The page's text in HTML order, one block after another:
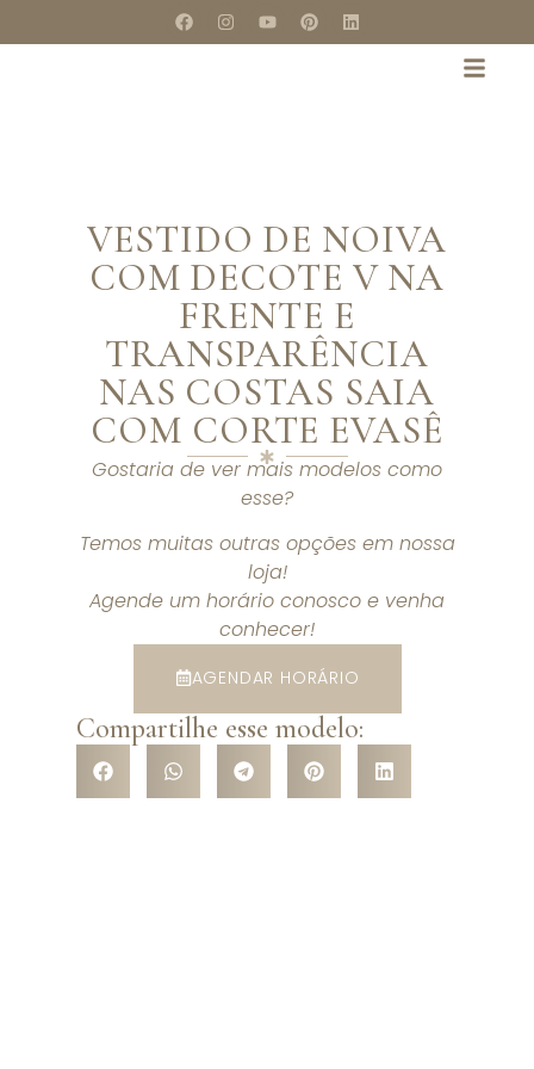
VESTIDO DE NOIVA
COM DECOTE V NA
FRENTE E
TRANSPARÊNCIA
NAS COSTAS SAIA
COM CORTE EVASÊ
Gostaria de ver mais modelos como
esse?
Temos muitas outras opções em nossa
loja!
Agende um horário conosco e venha
conhecer!
AGENDAR HORÁRIO
Compartilhe esse modelo: